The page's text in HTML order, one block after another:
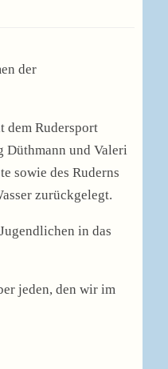
der
dem Rudersport
Düthmann und Valeri
sowie des Ruderns
zurückgelegt.
in das
jeden, den wir im